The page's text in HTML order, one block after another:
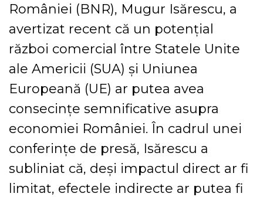
României (BNR), Mugur Isărescu, a
avertizat recent că un potențial
război comercial între Statele Unite
ale Americii (SUA) și Uniunea
Europeană (UE) ar putea avea
consecințe semnificative asupra
economiei României. În cadrul unei
conferințe de presă, Isărescu a
subliniat că, deși impactul direct ar fi
limitat, efectele indirecte ar putea fi